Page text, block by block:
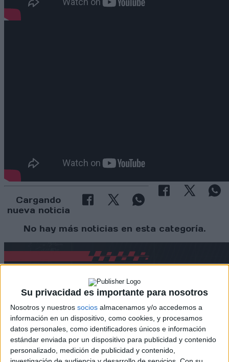
Su privacidad es importante para nosotros
Nosotros y nuestros socios almacenamos y/o accedemos a
información en un dispositivo, como cookies, y procesamos
datos personales, como identificadores únicos e información
estándar enviada por un dispositivo para publicidad y contenido
personalizado, medición de publicidad y contenido,
Cargando
nueva noticia
No hay más noticias en esta categoría.